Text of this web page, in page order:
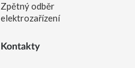
Zpětný odběr
elektrozařízení
Kontakty